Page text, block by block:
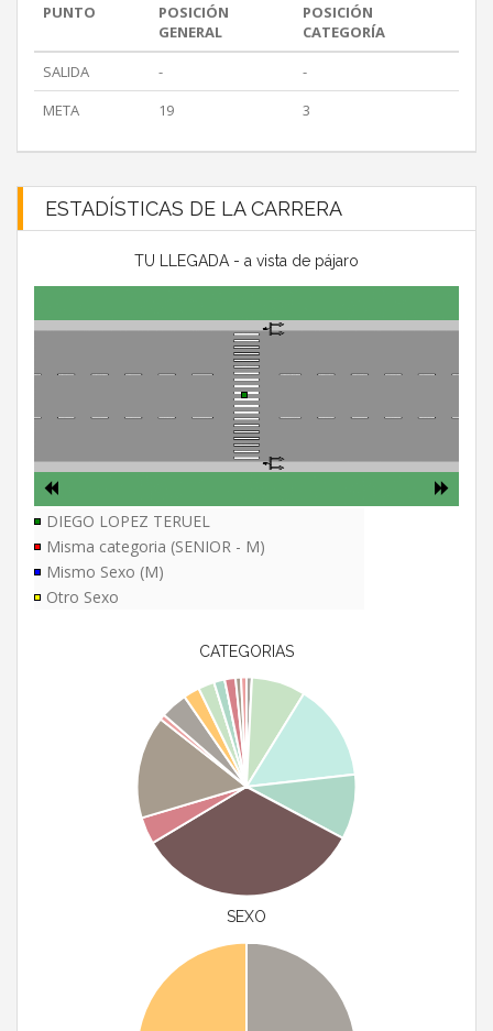
PUNTO
POSICIÓN
GENERAL
POSICIÓN
CATEGORÍA
SALIDA
-
-
META
19 3
ESTADÍSTICAS DE LA CARRERA
TU LLEGADA - a vista de pájaro
DIEGO LOPEZ TERUEL
Misma categoria (SENIOR - M)
Mismo Sexo (M)
Otro Sexo
CATEGORIAS
SEXO